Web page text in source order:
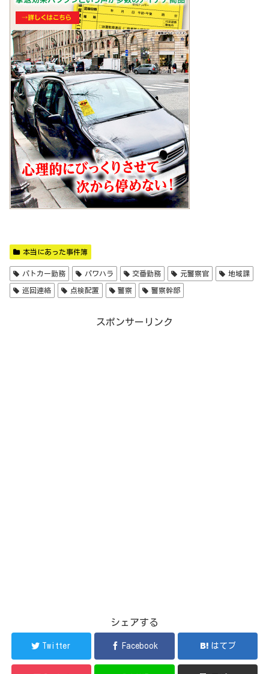
本当にあった事件簿
パトカー勤務 パワハラ 交番勤務 元警察官 地域課
巡回連絡 点検配置 警察 警察幹部
スポンサーリンク
シェアする
Twitter Facebook はてブ